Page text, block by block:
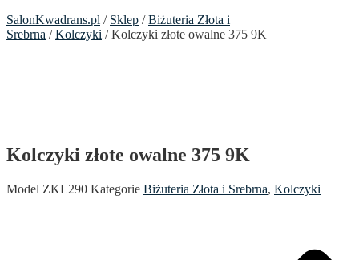
SalonKwadrans.pl / Sklep /Biżuteria Złota i
Srebrna /Kolczyki / Kolczyki złote owalne 375 9K
Kolczyki złote owalne 375 9K
Model ZKL290 Kategorie Biżuteria Złota i Srebrna, Kolczyki